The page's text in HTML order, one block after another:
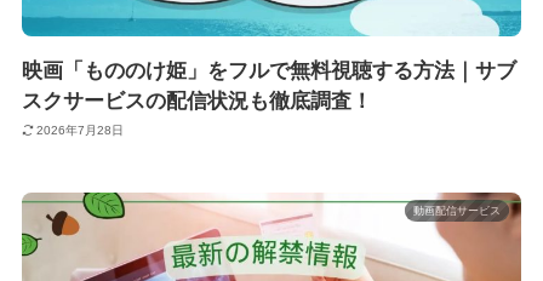
映画「もののけ姫」をフルで無料視聴する方法｜サブ
スクサービスの配信状況も徹底調査！
2026年7月28日
動画配信サービス